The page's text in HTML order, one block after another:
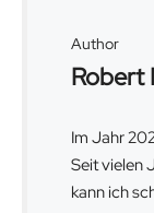
Author
Robert
Im Jahr
Seit vielen
kann ich